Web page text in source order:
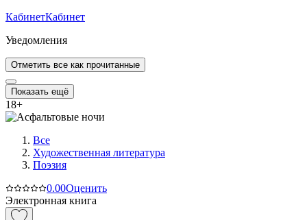
КабинетКабинет
Уведомления
Отметить все как прочитанные
Показать ещё
18+
Все
Художественная литература
Поэзия
0.00Оценить
Электронная книга